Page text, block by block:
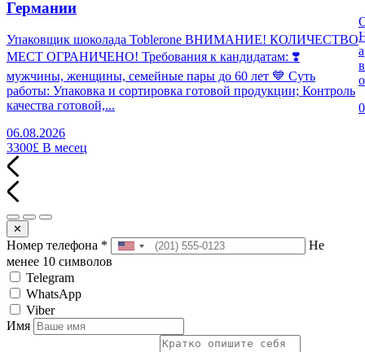
Германии
Упаковщик шоколада Toblerone ВНИМАНИЕ! КОЛИЧЕСТВО
МЕСТ ОГРАНИЧЕНО! Требования к кандидатам: ❣️
мужчины, женщины, семейные пары до 60 лет 💙 Суть
работы: Упаковка и сортировка готовой продукции; Контроль
качества готовой,...
06.08.2026
3300£ В месец
✕
Номер телефона *
Не
менее 10 символов
Telegram
WhatsApp
Viber
Имя